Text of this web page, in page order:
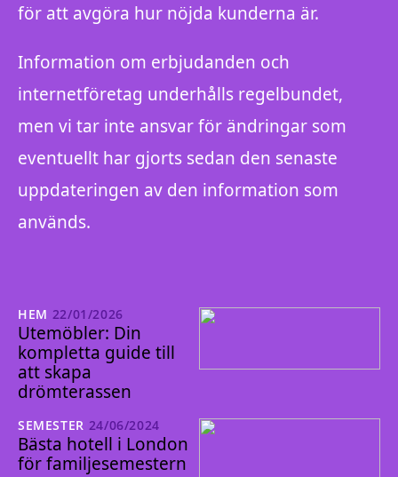
för att avgöra hur nöjda kunderna är.
Information om erbjudanden och
internetföretag underhålls regelbundet,
men vi tar inte ansvar för ändringar som
eventuellt har gjorts sedan den senaste
uppdateringen av den information som
används.
HEM 22/01/2026
Utemöbler: Din
kompletta guide till
att skapa
drömterassen
SEMESTER 24/06/2024
Bästa hotell i London
för familjesemestern